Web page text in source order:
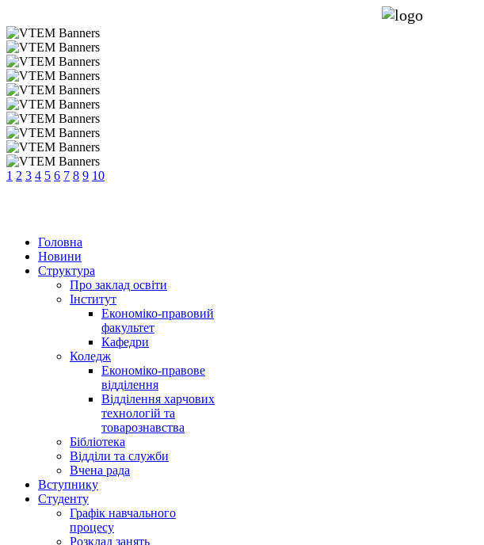
1 2 3 4 5 6 7 8 9 10
Головна
Новини
Структура
Про заклад освіти
Інститут
Економіко-правовий
факультет
Кафедри
Коледж
Економіко-правове
відділення
Відділення харчових
технологій та
товарознавства
Бібліотека
Відділи та служби
Вчена рада
Вступнику
Студенту
Графік навчального
процесу
Розклад занять